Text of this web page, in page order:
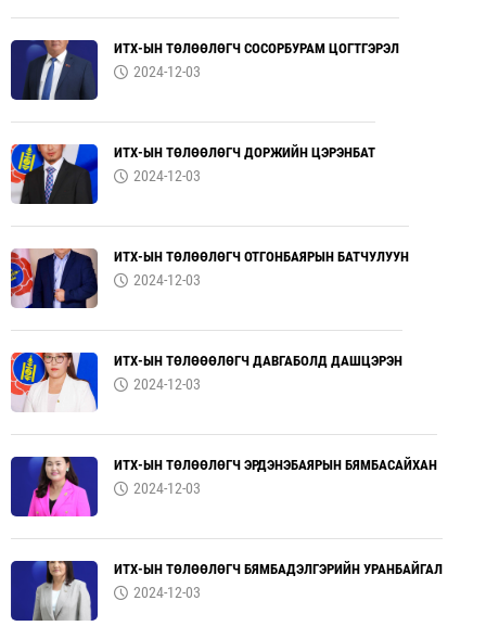
ИТХ-ЫН ТӨЛӨӨЛӨГЧ СОСОРБУРАМ ЦОГТГЭРЭЛ
2024-12-03
ИТХ-ЫН ТӨЛӨӨЛӨГЧ ДОРЖИЙН ЦЭРЭНБАТ
2024-12-03
ИТХ-ЫН ТӨЛӨӨЛӨГЧ ОТГОНБАЯРЫН БАТЧУЛУУН
2024-12-03
ИТХ-ЫН ТӨЛӨӨӨЛӨГЧ ДАВГАБОЛД ДАШЦЭРЭН
2024-12-03
ИТХ-ЫН ТӨЛӨӨЛӨГЧ ЭРДЭНЭБАЯРЫН БЯМБАСАЙХАН
2024-12-03
ИТХ-ЫН ТӨЛӨӨЛӨГЧ БЯМБАДЭЛГЭРИЙН УРАНБАЙГАЛ
2024-12-03